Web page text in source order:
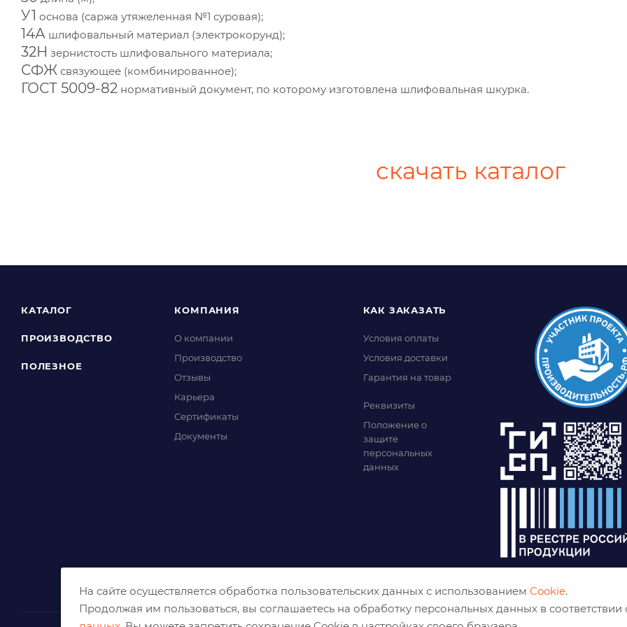
У1 основа (саржа утяжеленная №1 суровая);
14А шлифовальный материал (электрокорунд);
32Н зернистость шлифовального материала;
СФЖ связующее (комбинированное);
ГОСТ 5009-82 нормативный документ, по которому изготовлена шлифовальная шкурка.
скачать каталог
КАТАЛОГ
ПРОИЗВОДСТВО
ПОЛЕЗНОЕ
КОМПАНИЯ
О компании
Производство
Отзывы
Карьера
Сертификаты
Документы
КАК ЗАКАЗАТЬ
Условия оплаты
Условия доставки
Гарантия на товар
Реквизиты
Положение о
защите
персональных
данных
На сайте осуществляется обработка пользовательских данных с использованием Cookie.
Продолжая им пользоваться, вы соглашаетесь на обработку персональных данных в соответствии